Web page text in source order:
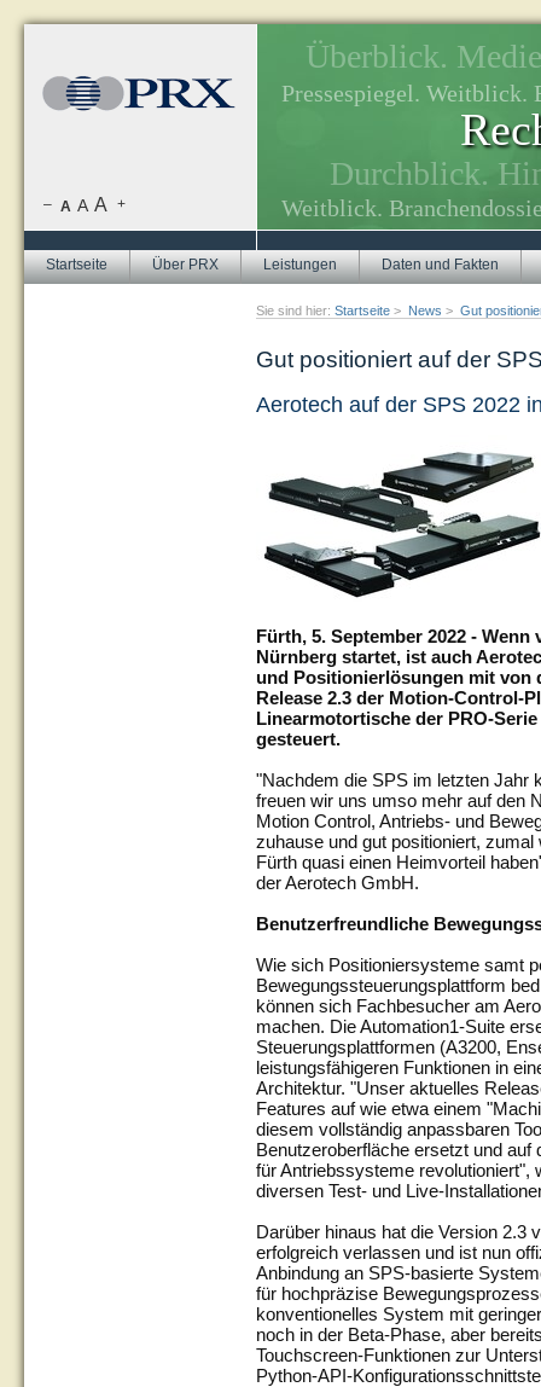
Startseite Über PRX Leistungen Daten und Fakten
Sie sind hier: Startseite > News > Gut
Gut positioniert auf der
Aerotech auf der SPS 2022
Fürth, 5. September 2022 -
Nürnberg startet, ist auch
und Positionierlösungen mit von
Release 2.3 der Motion-Control-
Linearmotortische der PRO-
gesteuert.
"Nachdem die SPS im letzten Jahr
freuen wir uns umso mehr auf den
Motion Control, Antriebs- und
zuhause und gut positioniert,
Fürth quasi einen Heimvorteil
der Aerotech GmbH.
Benutzerfreundliche
Wie sich Positioniersysteme samt
Bewegungssteuerungsplattform
können sich Fachbesucher am
machen. Die Automation1-Suite
Steuerungsplattformen (A3200,
leistungsfähigeren Funktionen in
Architektur. "Unser aktuelles
Features auf wie etwa einem
diesem vollständig anpassbaren
Benutzeroberfläche ersetzt und
für Antriebssysteme revolutioniert",
diversen Test- und Live-
Darüber hinaus hat die Version 2.3
erfolgreich verlassen und ist nun
Anbindung an SPS-basierte
für hochpräzise
konventionelles System mit
noch in der Beta-Phase, aber
Touchscreen-Funktionen zur
Python-API-
Überblick.
Pressespiegel. Weitblick.
Durchblick.
Weitblick.
– A A A +